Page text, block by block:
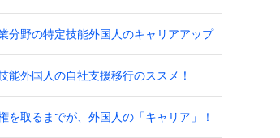
分野の特定技能外国人のキャリアアップ
能外国人の自社支援移行のススメ！
を取るまでが、外国人の「キャリア」！